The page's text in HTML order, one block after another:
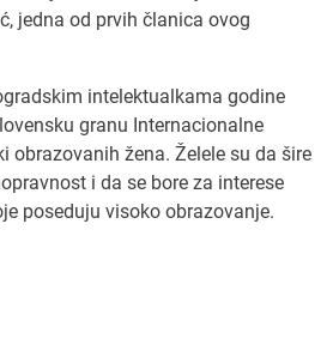
jedna od prvih članica ovog
intelektualkama godine
granu Internacionalne
obrazovanih žena. Želele su da šire
i da se bore za interese
poseduju visoko obrazovanje.